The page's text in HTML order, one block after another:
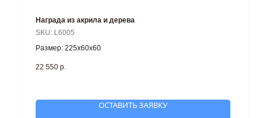
Награда из акрила и дерева
SKU: L6005
Размер: 225х60х60
22 550 р.
ОСТАВИТЬ ЗАЯВКУ